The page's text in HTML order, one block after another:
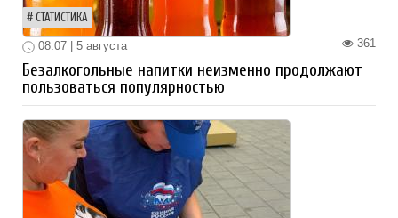
СТАТИСТИКА
361
08:07 | 5 августа
Безалкогольные напитки неизменно продолжают
пользоваться популярностью